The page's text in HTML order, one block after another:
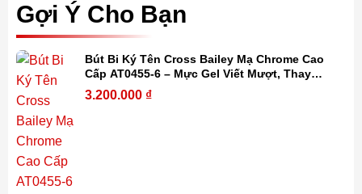
Gợi Ý Cho Bạn
Bút Bi Ký Tên Cross Bailey Mạ Chrome Cao
Cấp AT0455-6 – Mực Gel Viết Mượt, Thay
Refill Dễ Dàng, Kèm Hộp Quà
3.200.000 ₫